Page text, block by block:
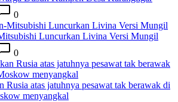
0
Luncurkan Livina Versi Mungil
0
Rusia atas jatuhnya pesawat tak berawak di
menyangkal